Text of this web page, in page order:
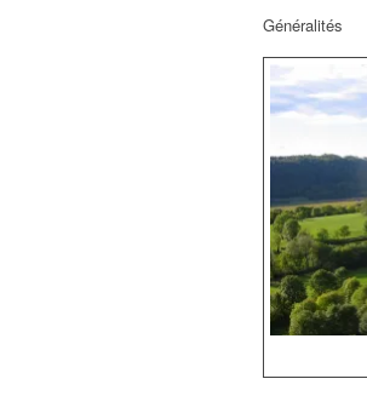
Généralités